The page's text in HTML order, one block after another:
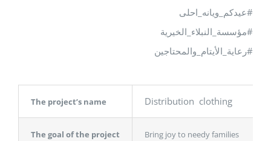
#عيدكم_ويانه_احلى
#مؤسسة_النبلاء_الخيرية
#رعاية_الأيتام_والمحتاجين
The project’s name Distribution clothing
The goal of the project Bring joy to needy families